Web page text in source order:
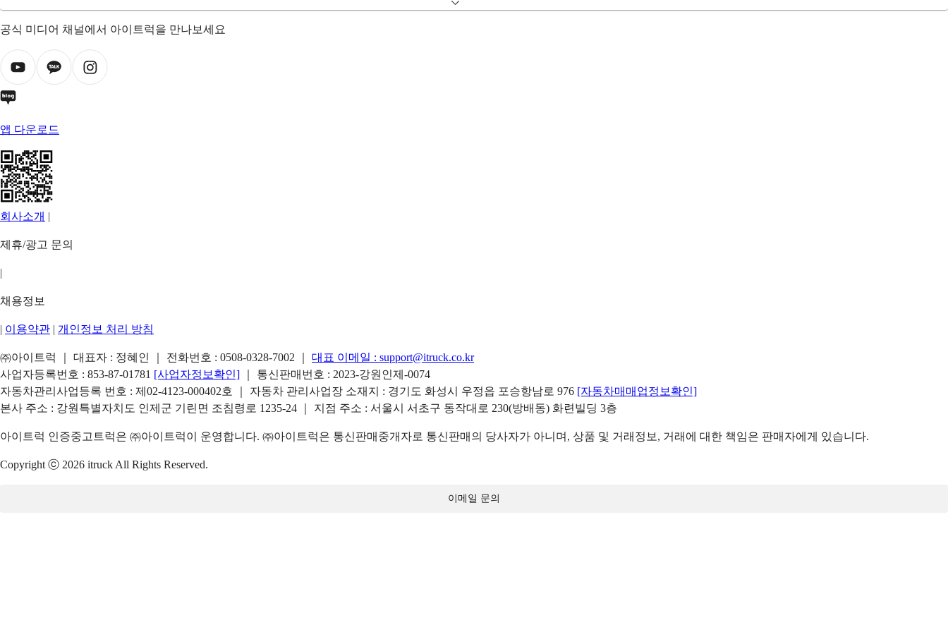
공식 미디어 채널에서 아이트럭을 만나보세요
앱 다운로드
회사소개 |
제휴/광고 문의
|
채용정보
| 이용약관 | 개인정보 처리 방침
㈜아이트럭 ｜ 대표자 : 정혜인 ｜ 전화번호 : 0508-0328-7002 대표 이메일 : support@itruck.co.kr
사업자등록번호 : 853-87-01781 [사업자정보확인]
｜ 통신판매번호 : 2023-강원인제-0074
자동차관리사업등록 번호 : 제02-4123-000402호 ｜ 자동차 관리사업장 소재지 : 경기도 화성시 우정읍 포승항남로 976 [자동차매매업정보확인]
본사 주소 : 강원특별자치도 인제군 기린면 조침령로 1235-24 ｜ 지점 주소 : 서울시 서초구 동작대로 230(방배동) 화련빌딩 3층
아이트럭 인증중고트럭은 ㈜아이트럭이 운영합니다. ㈜아이트럭은 통신판매중개자로 통신판매의 당사자가 아니며, 상품 및 거래정보, 거래에 대한 책임은 판매자에게 있습니다.
Copyright ⓒ 2026 itruck All Rights Reserved.
이메일 문의